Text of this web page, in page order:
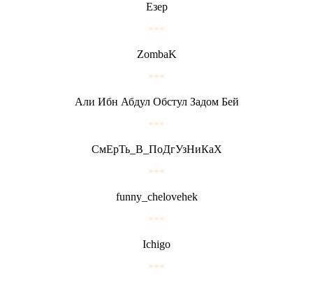
Езер
***
ZombaK
***
Али Ибн Абдул Обстул Задом Бей
***
СмЕрТь_В_ПоДгУзНиКаХ
***
funny_chelovehek
***
Ichigo
***